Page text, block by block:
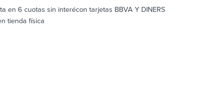
en 6 cuotas sin interécon tarjetas BBVA Y DINERS
tienda física